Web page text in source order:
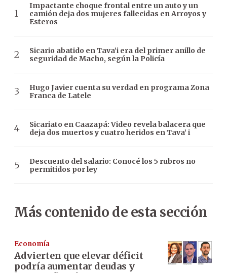
Impactante choque frontal entre un auto y un
camión deja dos mujeres fallecidas en Arroyos y
Esteros
Sicario abatido en Tava’i era del primer anillo de
seguridad de Macho, según la Policía
Hugo Javier cuenta su verdad en programa Zona
Franca de Latele
Sicariato en Caazapá: Video revela balacera que
deja dos muertos y cuatro heridos en Tava’ i
Descuento del salario: Conocé los 5 rubros no
permitidos por ley
Más contenido de esta sección
Economía
Advierten que elevar déficit
podría aumentar deudas y